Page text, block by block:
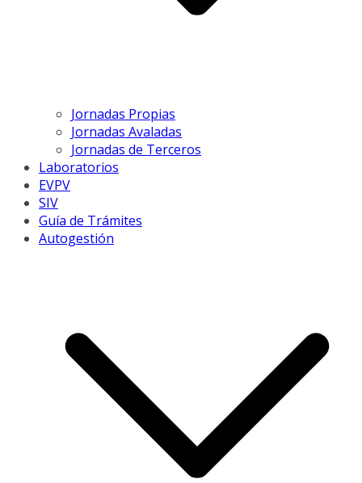
Jornadas Propias
Jornadas Avaladas
Jornadas de Terceros
Laboratorios
EVPV
SIV
Guía de Trámites
Autogestión